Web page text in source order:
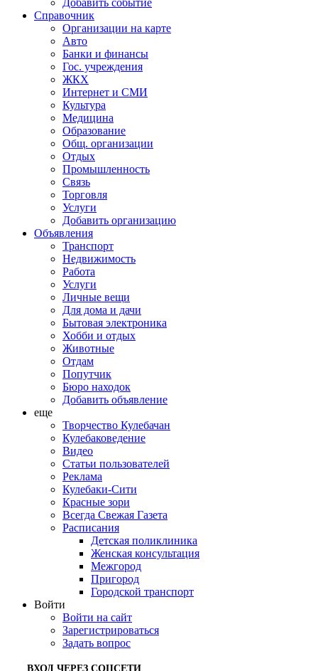
Добавить событие
Справочник
Организации на карте
Авто
Банки и финансы
Гос. учреждения
ЖКХ
Интернет и СМИ
Культура
Медицина
Образование
Общ. организации
Отдых
Промышленность
Связь
Торговля
Услуги
Добавить организацию
Объявления
Транспорт
Недвижимость
Работа
Услуги
Личные вещи
Для дома и дачи
Бытовая электроника
Хобби и отдых
Животные
Отдам
Попутчик
Бюро находок
Добавить объявление
еще
Творчество Кулебачан
Кулебаковедение
Видео
Статьи пользователей
Реклама
Кулебаки-Сити
Красные зори
Всегда Свежая Газета
Расписания
Детская поликлиника
Женская консультация
Межгород
Пригород
Городской транспорт
Войти
Войти на сайт
Зарегистрироваться
Задать вопрос
ВХОД ЧЕРЕЗ СОЦСЕТИ